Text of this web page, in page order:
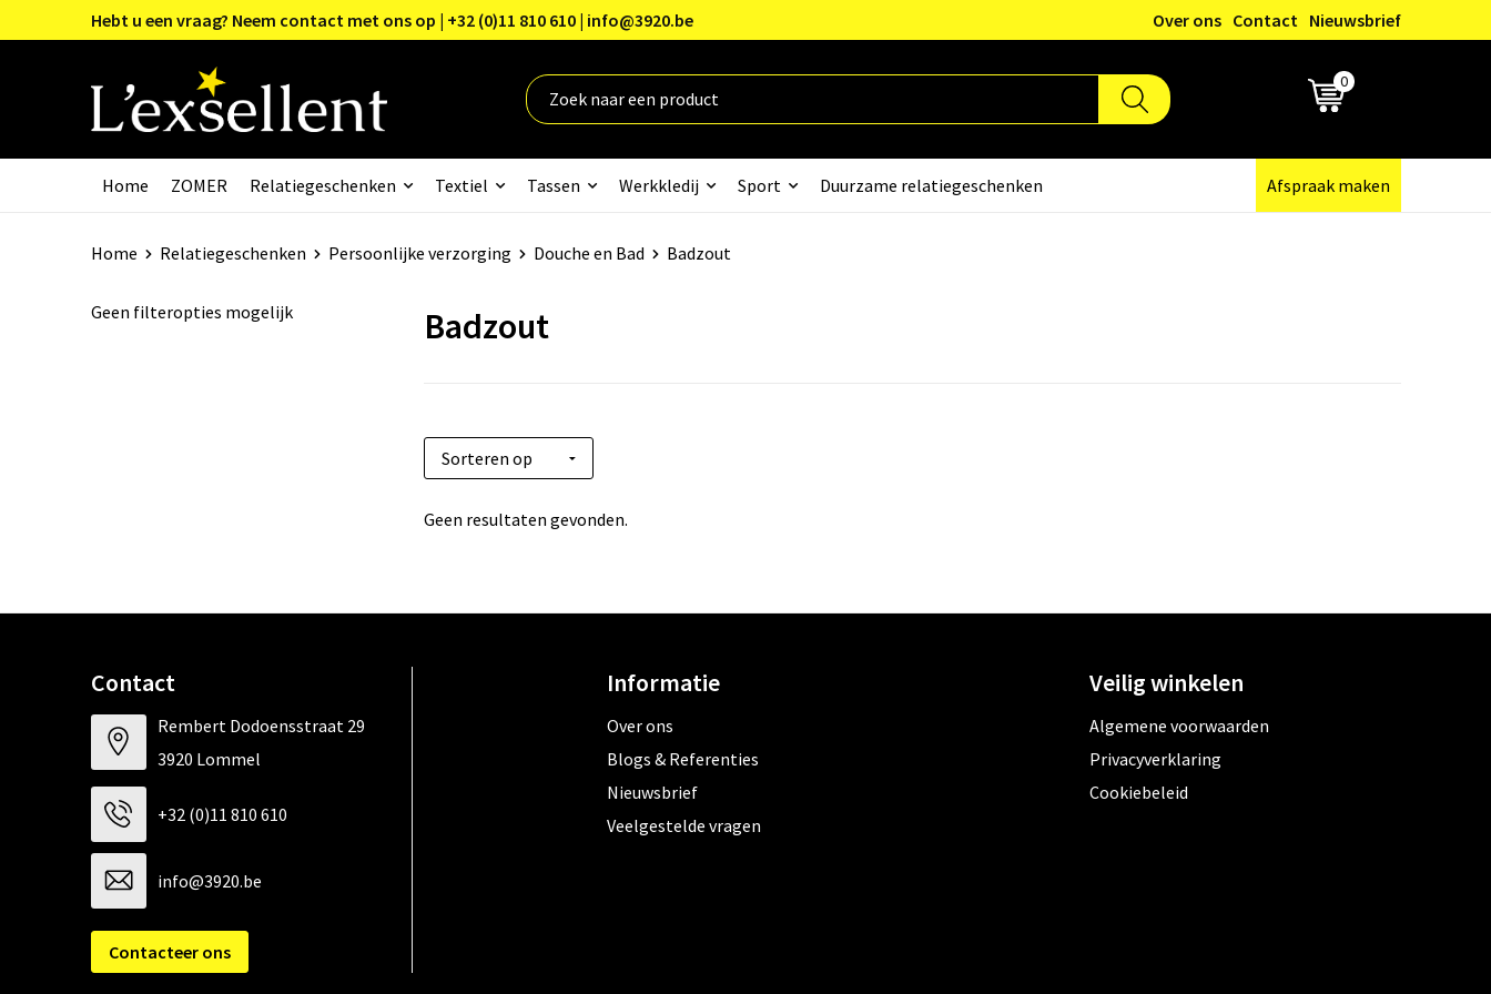
Hebt u een vraag? Neem contact met ons op | +32 (0)11 810 610 | info@3920.be Over ons Contact Nieuwsbrief
0
Home ZOMER Relatiegeschenken Textiel Tassen Werkkledij Sport Duurzame relatiegeschenken Afspraak maken
Home Relatiegeschenken Persoonlijke verzorging Douche en Bad Badzout
Geen filteropties mogelijk Badzout
Geen resultaten gevonden.
Contact
Rembert Dodoensstraat 29
3920 Lommel
+32 (0)11 810 610
info@3920.be
Contacteer ons
Informatie
Over ons
Blogs & Referenties
Nieuwsbrief
Veelgestelde vragen
Veilig winkelen
Algemene voorwaarden
Privacyverklaring
Cookiebeleid